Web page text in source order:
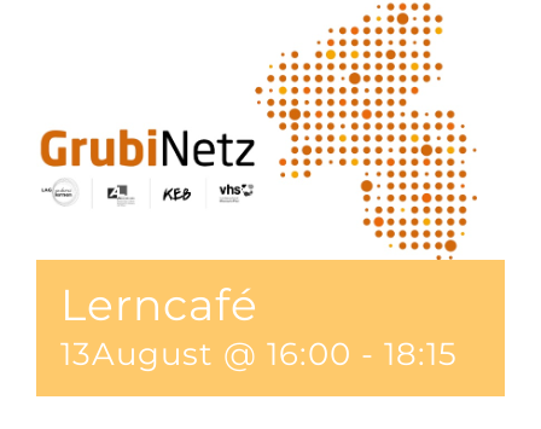
Lerncafé
13August @ 16:00 - 18:15